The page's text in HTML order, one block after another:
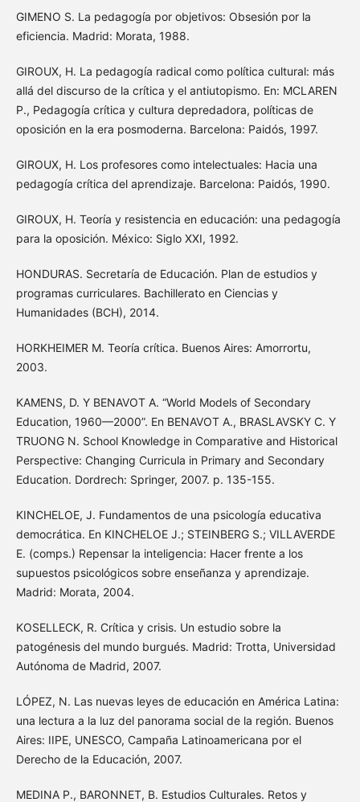
GIMENO S. La pedagogía por objetivos: Obsesión por la
eficiencia. Madrid: Morata, 1988.
GIROUX, H. La pedagogía radical como política cultural: más
allá del discurso de la crítica y el antiutopismo. En: MCLAREN
P., Pedagogía crítica y cultura depredadora, políticas de
oposición en la era posmoderna. Barcelona: Paidós, 1997.
GIROUX, H. Los profesores como intelectuales: Hacia una
pedagogía crítica del aprendizaje. Barcelona: Paidós, 1990.
GIROUX, H. Teoría y resistencia en educación: una pedagogía
para la oposición. México: Siglo XXI, 1992.
HONDURAS. Secretaría de Educación. Plan de estudios y
programas curriculares. Bachillerato en Ciencias y
Humanidades (BCH), 2014.
HORKHEIMER M. Teoría crítica. Buenos Aires: Amorrortu,
2003.
KAMENS, D. Y BENAVOT A. “World Models of Secondary
Education, 1960—2000”. En BENAVOT A., BRASLAVSKY C. Y
TRUONG N. School Knowledge in Comparative and Historical
Perspective: Changing Curricula in Primary and Secondary
Education. Dordrech: Springer, 2007. p. 135-155.
KINCHELOE, J. Fundamentos de una psicología educativa
democrática. En KINCHELOE J.; STEINBERG S.; VILLAVERDE
E. (comps.) Repensar la inteligencia: Hacer frente a los
supuestos psicológicos sobre enseñanza y aprendizaje.
Madrid: Morata, 2004.
KOSELLECK, R. Crítica y crisis. Un estudio sobre la
patogénesis del mundo burgués. Madrid: Trotta, Universidad
Autónoma de Madrid, 2007.
LÓPEZ, N. Las nuevas leyes de educación en América Latina:
una lectura a la luz del panorama social de la región. Buenos
Aires: IIPE, UNESCO, Campaña Latinoamericana por el
Derecho de la Educación, 2007.
MEDINA P., BARONNET, B. Estudios Culturales. Retos y